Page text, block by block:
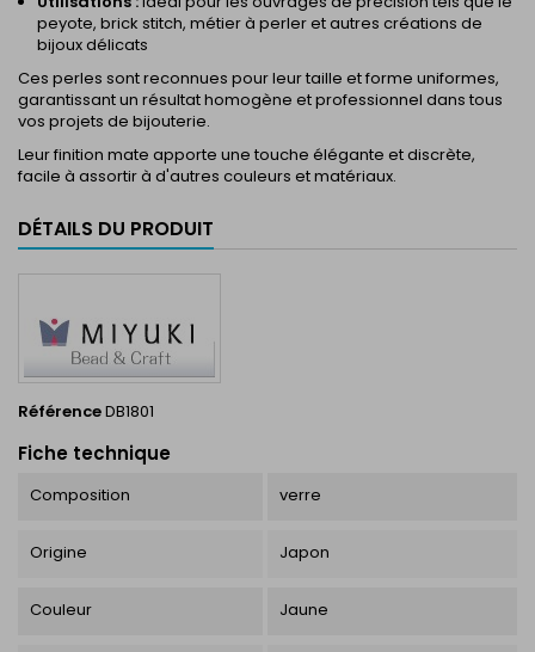
peyote, brick stitch, métier à perler et autres créations de
bijoux délicats
Ces perles sont reconnues pour leur taille et forme uniformes,
garantissant un résultat homogène et professionnel dans tous
vos projets de bijouterie.
Leur finition mate apporte une touche élégante et discrète,
facile à assortir à d'autres couleurs et matériaux.
DÉTAILS DU PRODUIT
RéférenceDB1801
Fiche technique
Composition verre
Origine Japon
Couleur Jaune